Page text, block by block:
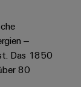
–
Das 1850
80